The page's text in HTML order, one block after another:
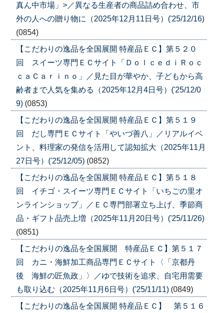
真ん中市場」>／異なる生産者の商品詰め合わせ、市
外の人への贈り物に（2025年12月11日号）('25/12/16)
(0854)
【こだわりの逸品を全国展開 特産品ＥＣ】第５２０
回 スイーツ専門ＥＣサイト「ＤｏｌｃｅｄｉＲｏｃ
ｃａＣａｒｉｎｏ」／見た目が華やか、子どもから高
齢者まで人気を集める（2025年12月4日号）('25/12/0
9) (0853)
【こだわりの逸品を全国展開 特産品ＥＣ】第５１９
回 だし専門ＥＣサイト「やいづ善八」／リアルイベ
ント、料理家の発信を活用して認知拡大（2025年11月
27日号）('25/12/05) (0852)
【こだわりの逸品を全国展開 特産品ＥＣ】第５１８
回 イチゴ・スイーツ専門ＥＣサイト「いちごの里オ
ンラインショップ」／ＥＣ専門部署立ち上げ、季節商
品・ギフト品売上増（2025年11月20日号）('25/11/26)
(0851)
【こだわりの逸品を全国展開 特産品ＥＣ】第５１７
回 カニ・海鮮加工商品専門ＥＣサイト〈「京都丹
後 海鮮の匠魚政」〉／ゆで技術を追求、自宅用需要
も取り込む（2025年11月6日号）('25/11/11) (0849)
【こだわりの逸品を全国展開 特産品ＥＣ】 第５１６